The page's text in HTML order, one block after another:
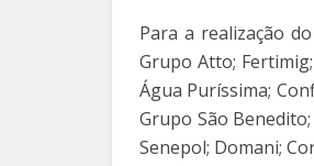
Para a realização
Grupo Atto;
Água Puríssima;
Grupo São
Senepol; Domani;